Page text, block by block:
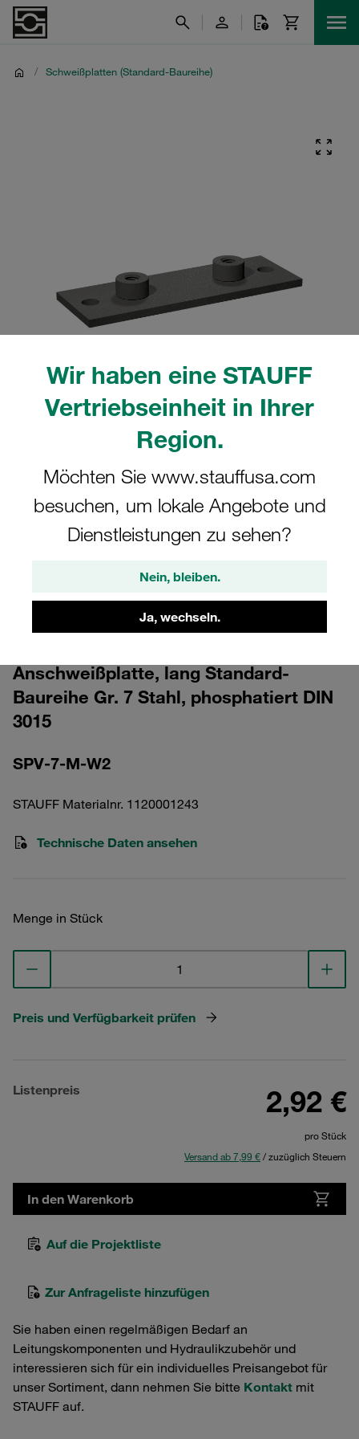
Wir haben eine STAUFF
Vertriebseinheit in Ihrer
Region.
Möchten Sie www.stauffusa.com
besuchen, um lokale Angebote und
Dienstleistungen zu sehen?
Nein, bleiben.
Ja, wechseln.
/ Schweißplatten (Standard-Baureihe)
CAD
um die CAD-Daten kostenlos herunterzuladen
Anschweißplatte, lang Standard-
Baureihe Gr. 7 Stahl, phosphatiert DIN
3015
SPV-7-M-W2
STAUFF Materialnr. 1120001243
Technische Daten ansehen
Menge in Stück
Preis und Verfügbarkeit prüfen
Listenpreis 2,92 €
pro Stück
Versand ab 7,99 €/ zuzüglich Steuern
In den Warenkorb
Auf die Projektliste
Zur Anfrageliste hinzufügen
Sie haben einen regelmäßigen Bedarf an
Leitungskomponenten und Hydraulikzubehör und
interessieren sich für ein individuelles Preisangebot für
unser Sortiment, dann nehmen Sie bitte Kontakt mit
STAUFF auf.